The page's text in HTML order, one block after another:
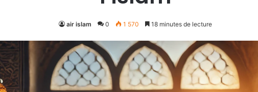
air islam 0 1 570 18 minutes de lecture